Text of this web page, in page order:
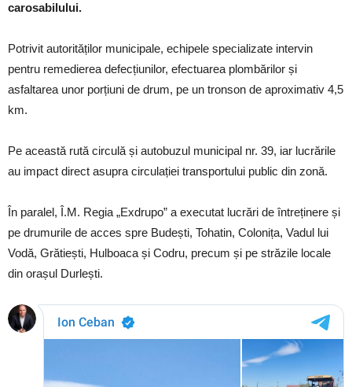
carosabilului.
Potrivit autorităților municipale, echipele specializate intervin
pentru remedierea defecțiunilor, efectuarea plombărilor și
asfaltarea unor porțiuni de drum, pe un tronson de aproximativ 4,5
km.
Pe această rută circulă și autobuzul municipal nr. 39, iar lucrările
au impact direct asupra circulației transportului public din zonă.
În paralel, Î.M. Regia „Exdrupo” a executat lucrări de întreținere și
pe drumurile de acces spre Budești, Tohatin, Colonița, Vadul lui
Vodă, Grătiești, Hulboaca și Codru, precum și pe străzile locale
din orașul Durlești.